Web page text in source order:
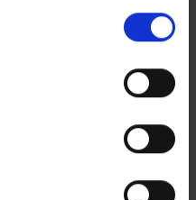
unverbindliches